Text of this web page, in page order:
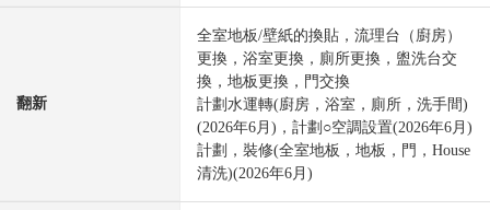
翻新
全室地板/壁紙的換貼，流理台（廚房）
更換，浴室更換，廁所更換，盥洗台交
換，地板更換，門交換
計劃水運轉(廚房，浴室，廁所，洗手間)
(2026年6月)，計劃○空調設置(2026年6月)
計劃，裝修(全室地板，地板，門，House
清洗)(2026年6月)